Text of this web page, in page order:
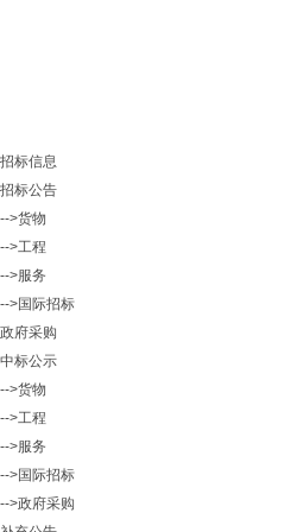
招标信息
招标公告
-->货物
-->工程
-->服务
-->国际招标
政府采购
中标公示
-->货物
-->工程
-->服务
-->国际招标
-->政府采购